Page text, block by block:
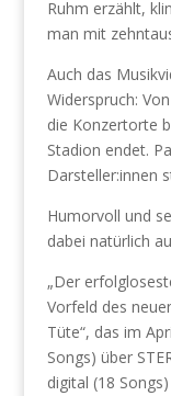
Ruhm erzählt,
man mit
Auch das
Widerspruch:
die Konzertorte
Stadion endet.
Darsteller:innen
Humorvoll und
dabei natürlich
„Der
Vorfeld des
Tüte“, das im
Songs) über
digital (18